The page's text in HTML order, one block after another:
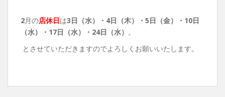
2月の店休日は3日（水）・4日（木）・5日（金）・ 10日
（水）・17日（水）・24日（水） 。
とさせていただきますのでよろしくお願いいたします。